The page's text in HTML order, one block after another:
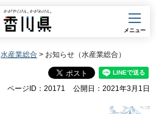
香川県
メニュー
水産業総合 > お知らせ（水産業総合）
ページID：20171 公開日：2021年3月1日